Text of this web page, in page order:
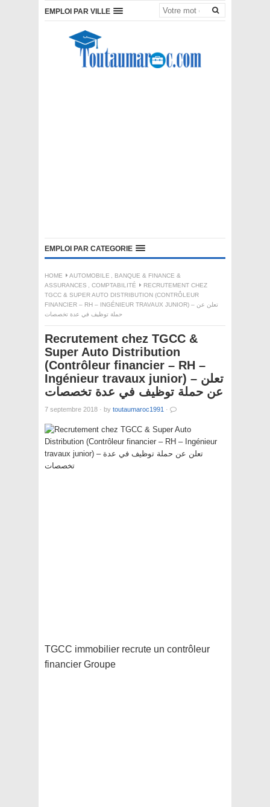
EMPLOI PAR VILLE
EMPLOI PAR CATEGORIE
HOME AUTOMOBILE , BANQUE & FINANCE &
ASSURANCES , COMPTABILITÉ
RECRUTEMENT CHEZ
TGCC & SUPER AUTO DISTRIBUTION (CONTRÔLEUR
FINANCIER – RH – INGÉNIEUR TRAVAUX JUNIOR) – تعلن عن
حملة توظيف في عدة تخصصات
Recrutement chez TGCC &
Super Auto Distribution
(Contrôleur financier – RH –
Ingénieur travaux junior) – تعلن
عن حملة توظيف في عدة تخصصات
7 septembre 2018 · by toutaumaroc1991 ·
TGCC immobilier recrute un contrôleur
financier Groupe